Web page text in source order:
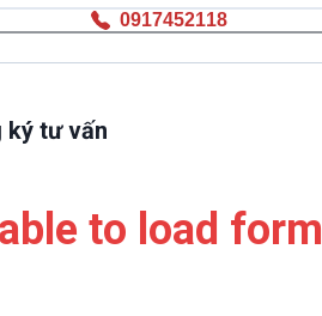
0917452118
ký tư vấn
to load form